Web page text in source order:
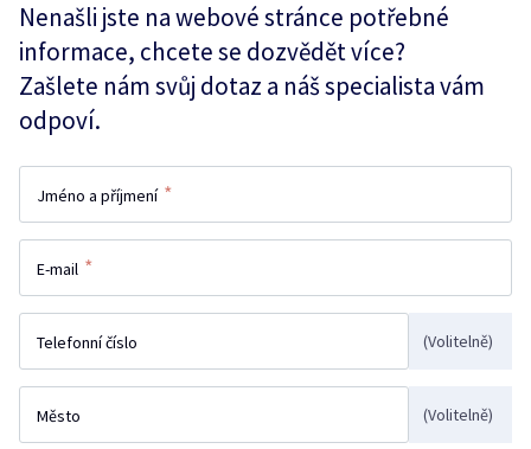
Nenašli jste na webové stránce potřebné
informace, chcete se dozvědět více?
Zašlete nám svůj dotaz a náš specialista vám
odpoví.
Jméno a příjmení *
E-mail *
Telefonní číslo (Volitelně)
Město (Volitelně)